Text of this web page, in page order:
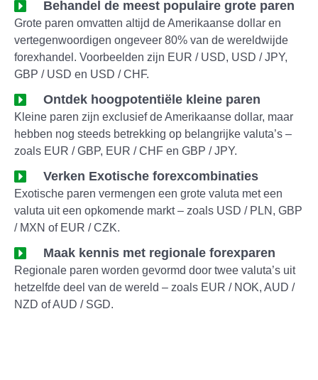
Behandel de meest populaire grote paren
Grote paren omvatten altijd de Amerikaanse dollar en
vertegenwoordigen ongeveer 80% van de wereldwijde
forexhandel. Voorbeelden zijn EUR / USD, USD / JPY,
GBP / USD en USD / CHF.
Ontdek hoogpotentiële kleine paren
Kleine paren zijn exclusief de Amerikaanse dollar, maar
hebben nog steeds betrekking op belangrijke valuta’s –
zoals EUR / GBP, EUR / CHF en GBP / JPY.
Verken Exotische forexcombinaties
Exotische paren vermengen een grote valuta met een
valuta uit een opkomende markt – zoals USD / PLN, GBP
/ MXN of EUR / CZK.
Maak kennis met regionale forexparen
Regionale paren worden gevormd door twee valuta’s uit
hetzelfde deel van de wereld – zoals EUR / NOK, AUD /
NZD of AUD / SGD.